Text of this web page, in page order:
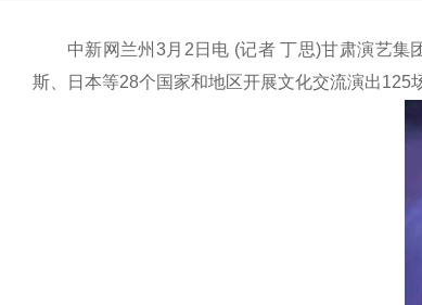
中新网兰州3月2日电 (记者 丁思)甘肃演艺集
斯、日本等28个国家和地区开展文化交流演出125